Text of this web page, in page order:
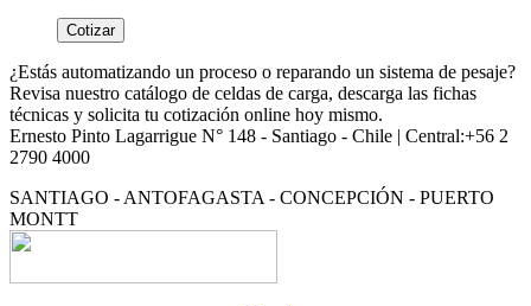
Cotizar
¿Estás automatizando un proceso o reparando un sistema de pesaje?
Revisa nuestro catálogo de celdas de carga, descarga las fichas
técnicas y solicita tu cotización online hoy mismo.
Ernesto Pinto Lagarrigue N° 148 - Santiago - Chile | Central:+56 2
2790 4000
SANTIAGO - ANTOFAGASTA - CONCEPCIÓN - PUERTO
MONTT